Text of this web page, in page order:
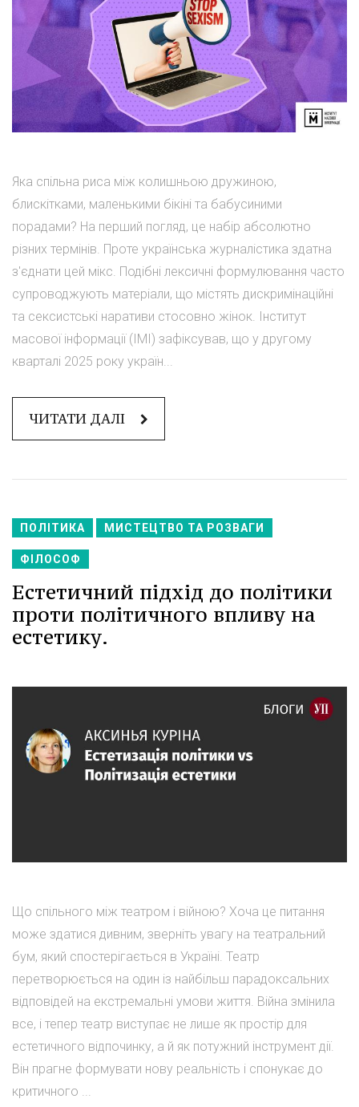
Яка спільна риса між колишньою дружиною,
блискітками, маленькими бікіні та бабусиними
порадами? На перший погляд, це набір абсолютно
різних термінів. Проте українська журналістика здатна
з'єднати цей мікс. Подібні лексичні формулювання часто
супроводжують матеріали, що містять дискримінаційні
та сексистські наративи стосовно жінок. Інститут
масової інформації (ІМІ) зафіксував, що у другому
кварталі 2025 року україн...
ЧИТАТИ ДАЛІ
ПОЛІТИКА МИСТЕЦТВО ТА РОЗВАГИ
ФІЛОСОФ
Естетичний підхід до політики
проти політичного впливу на
естетику.
Що спільного між театром і війною? Хоча це питання
може здатися дивним, зверніть увагу на театральний
бум, який спостерігається в Україні. Театр
перетворюється на один із найбільш парадоксальних
відповідей на екстремальні умови життя. Війна змінила
все, і тепер театр виступає не лише як простір для
естетичного відпочинку, а й як потужний інструмент дії.
Він прагне формувати нову реальність і спонукає до
критичного ...